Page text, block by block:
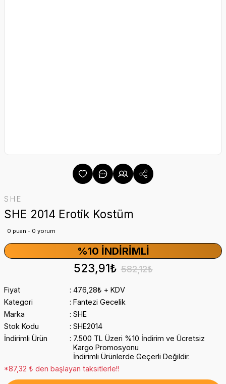
SHE
SHE 2014 Erotik Kostüm
0 puan - 0 yorum
%10 İNDIRIMLI
523,91₺ 582,12₺
Fiyat
476,28₺ + KDV
Kategori
Fantezi Gecelik
Marka
SHE
Stok Kodu
SHE2014
İndirimli Ürün
7.500 TL Üzeri %10 İndirim ve Ücretsiz
Kargo Promosyonu
İndirimli Ürünlerde Geçerli Değildir.
*87,32 ₺ den başlayan taksitlerle!!